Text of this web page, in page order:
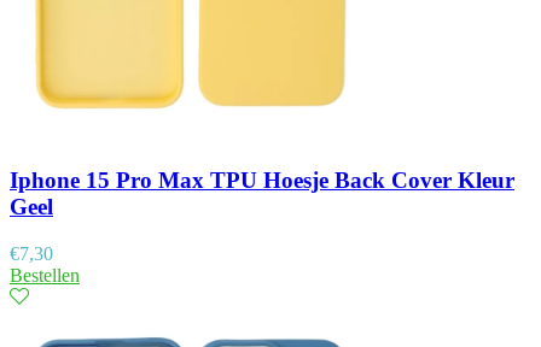
Iphone 15 Pro Max TPU Hoesje Back Cover Kleur
Geel
€7,30
Bestellen